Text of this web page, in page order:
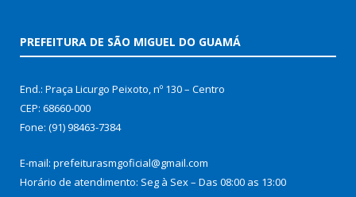
PREFEITURA DE SÃO MIGUEL DO GUAMÁ
End.: Praça Licurgo Peixoto, nº 130 – Centro
CEP: 68660-000
Fone: (91) 98463-7384
E-mail: prefeiturasmgoficial@gmail.com
Horário de atendimento: Seg à Sex – Das 08:00 as 13:00